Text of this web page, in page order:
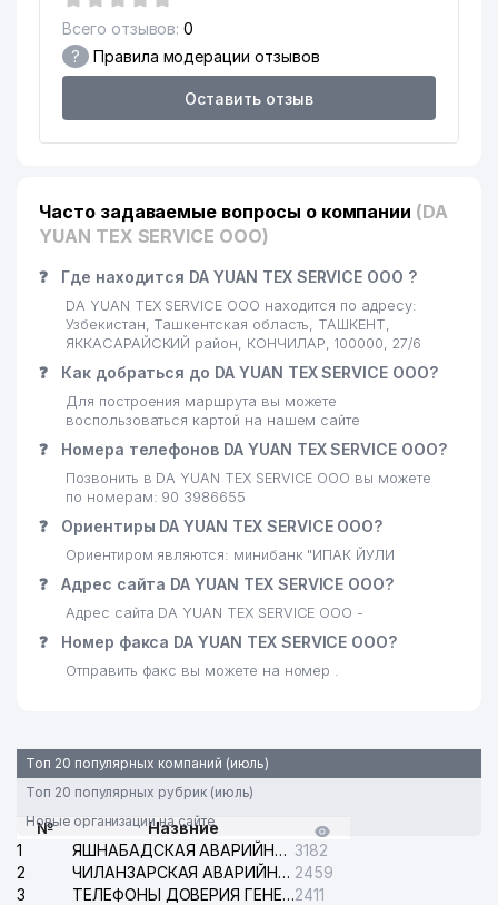
16 ADVERTISING GUIDE ООО
СПЕЦИАЛИЗИРОВАННАЯ
ШКОЛА ДЛЯ ДЕТЕЙ С
ОГРАНИЧЕННЫМИ
ВОЗМОЖНОСТЯМИ № 25
TRANSPORTATION ООО
21
KHS GmbH TASHKENT
499 м
22
BERLIN-CHEMIE MENARINI
GROUP ПРЕДСТАВИТЕЛЬСТВО
24
CORRIDA FOOD СЕМЕЙНОЕ
ПРЕДПРИЯТИЕ
532 м
25 LANISEL ООО 548 м
26 ИТАЛХИТ ГРУП ООО 566 м
СПЕЦИАЛИЗИРОВАННАЯ
28 SADA ООО
OCEAN-SEEFOOD ООО
ПОСОЛЬСТВО РЕСПУБЛИКИ
ЮЖНАЯ КОРЕЯ
Всего отзывов: 0
? Правила модерации отзывов
Оставить отзыв
Часто задаваемые вопросы о компании (DA
YUAN TEX SERVICE ООО)
❓ Где находится DA YUAN TEX SERVICE ООО ?
DA YUAN TEX SERVICE ООО находится по адресу:
Узбекистан, Ташкентская область, ТАШКЕНТ,
ЯККАСАРАЙСКИЙ район, КОНЧИЛАР, 100000, 27/6
❓ Как добраться до DA YUAN TEX SERVICE ООО?
Для построения маршрута вы можете
воспользоваться картой на нашем сайте
❓ Номера телефонов DA YUAN TEX SERVICE ООО?
Позвонить в DA YUAN TEX SERVICE ООО вы можете
по номерам: 90 3986655
❓ Ориентиры DA YUAN TEX SERVICE ООО?
Ориентиром являются: минибанк "ИПАК ЙУЛИ
❓ Адрес сайта DA YUAN TEX SERVICE ООО?
Адрес сайта DA YUAN TEX SERVICE ООО -
❓ Номер факса DA YUAN TEX SERVICE ООО?
Отправить факс вы можете на номер .
Топ 20 популярных компаний (июль)
Топ 20 популярных рубрик (июль)
Новые организации на сайте
№
Назвние
1
ЯШНАБАДСКАЯ АВАРИЙНАЯ СЛУЖБА ЭЛЕКТРОСЕТИ 3182
2
ЧИЛАНЗАРСКАЯ АВАРИЙНАЯ СЛУЖБА ЭЛЕКТРОСЕТИ 2459
3
ТЕЛЕФОНЫ ДОВЕРИЯ ГЕНЕРАЛЬНОЙ ПРОКУРАТУРЫ РЕСПУБЛИКИ УЗБЕКИСТАН2411